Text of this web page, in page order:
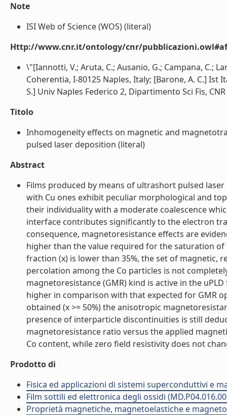
Note
ISI Web of Science (WOS) (literal)
Http://www.cnr.it/ontology/cnr/
\"[Iannotti, V.; Aruta, C.; Ausanio, G.; Campana, C.;
Coherentia, I-80125 Naples, Italy; [Barone, A. C.]
S.] Univ Naples Federico 2, Dipartimento Sci Fis,
Titolo
Inhomogeneity effects on magnetic and
pulsed laser deposition (literal)
Abstract
Films produced by means of ultrashort pulsed
with Cu ones exhibit peculiar morphological and
their individuality with a moderate coalescence
interface contributes significantly to the electron
consequence, magnetoresistance effects are
higher than the value required for the saturation
fraction (x) is lower than 35%, the set of magnetic,
percolation among the Co particles is not
magnetoresistance (GMR) kind is active in the
higher in comparison with that expected for GMR
obtained (x >= 50%) the anisotropic
presence of interparticle discontinuities is still
magnetoresistance ratio versus the applied
Co content, while zero field resistivity does not
Prodotto di
Fisica ed applicazioni di sistemi superconduttivi e
Film sottili ed elettronica degli ossidi
Proprietà magnetiche, magnetoelastiche e